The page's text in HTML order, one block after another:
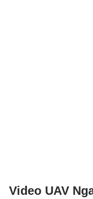
Video UAV